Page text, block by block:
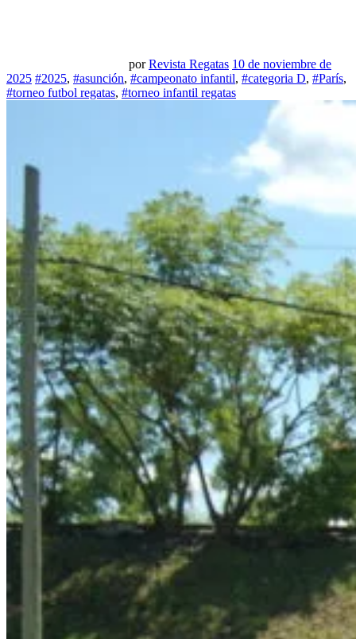
porRevista Regatas 10 de noviembre de
2025 #2025, #asunción, #campeonato infantil, #categoria D, #París,
#torneo futbol regatas, #torneo infantil regatas